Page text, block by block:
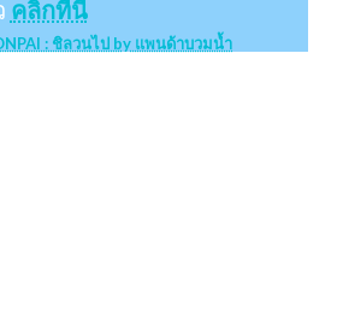
คลิกที่นี่
: ชิลวนไป by แพนด้าบวมน้ำ